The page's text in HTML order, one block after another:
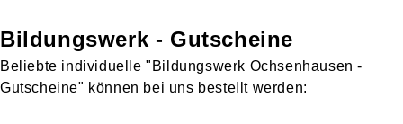
Bildungswerk - Gutscheine
Beliebte individuelle "Bildungswerk Ochsenhausen -
Gutscheine" können bei uns bestellt werden: